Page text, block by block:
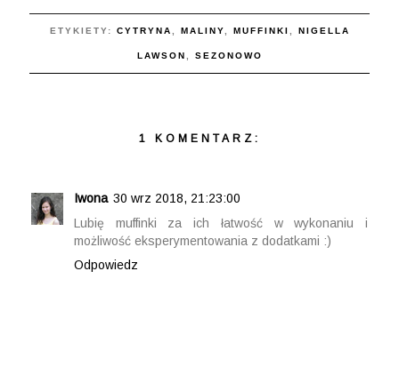
ETYKIETY: CYTRYNA MALINY MUFFINKI NIGELLA
LAWSON SEZONOWO
1 KOMENTARZ:
Iwona 30 wrz 2018, 21:23:00
Lubię muffinki za ich łatwość w wykonaniu i
możliwość eksperymentowania z dodatkami :)
Odpowiedz